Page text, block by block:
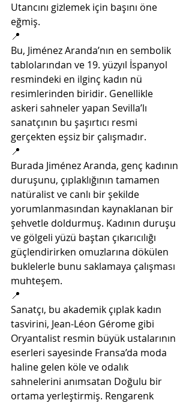
Utancını gizlemek için başını öne
eğmiş.
📍
Bu, Jiménez Aranda’nın en sembolik
tablolarından ve 19. yüzyıl İspanyol
resmindeki en ilginç kadın nü
resimlerinden biridir. Genellikle
askeri sahneler yapan Sevilla’lı
sanatçının bu şaşırtıcı resmi
gerçekten eşsiz bir çalışmadır.
📍
Burada Jiménez Aranda, genç kadının
duruşunu, çıplaklığının tamamen
natüralist ve canlı bir şekilde
yorumlanmasından kaynaklanan bir
şehvetle doldurmuş. Kadının duruşu
ve gölgeli yüzü baştan çıkarıcılığı
güçlendirirken omuzlarına dökülen
buklelerle bunu saklamaya çalışması
muhteşem.
📍
Sanatçı, bu akademik çıplak kadın
tasvirini, Jean-Léon Gérome gibi
Oryantalist resmin büyük ustalarının
eserleri sayesinde Fransa’da moda
haline gelen köle ve odalık
sahnelerini anımsatan Doğulu bir
ortama yerleştirmiş. Rengarenk